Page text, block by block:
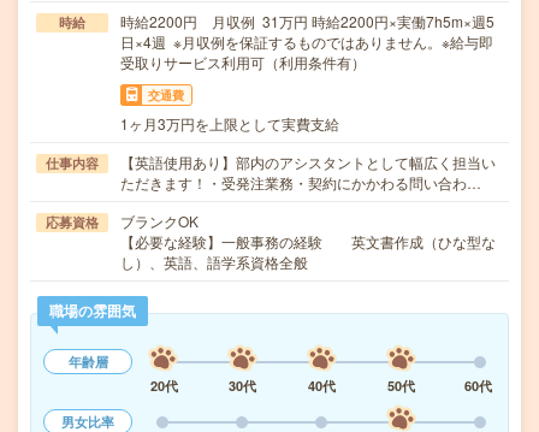
時給
時給2200円 月収例 31万円 時給2200円×実働7h5m×週5
日×4週 ※月収例を保証するものではありません。※給与即
受取りサービス利用可（利用条件有）
交通費
1ヶ月3万円を上限として実費支給
仕事内容
【英語使用あり】部内のアシスタントとして幅広く担当い
ただきます！・受発注業務・契約にかかわる問い合わ…
応募資格
ブランクOK
【必要な経験】一般事務の経験 英文書作成（ひな型な
し）、英語、語学系資格全般
職場の雰囲気
年齢層
20代
30代 40代 50代
60代
男女比率